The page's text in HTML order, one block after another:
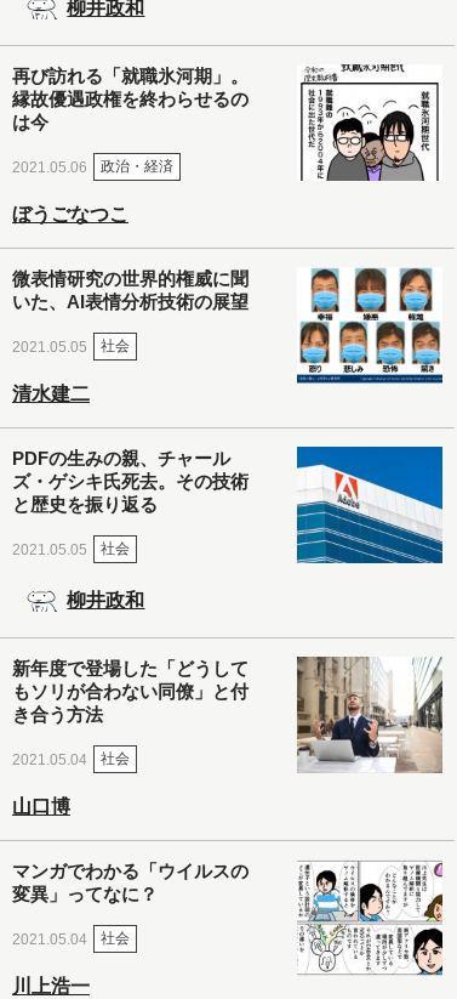
柳井政和
再び訪れる「就職氷河期」。
縁故優遇政権を終わらせるの
は今
2021.05.06 政治・経済
ぼうごなつこ
微表情研究の世界的権威に聞
いた、AI表情分析技術の展望
2021.05.05 社会
清水建二
PDFの生みの親、チャール
ズ・ゲシキ氏死去。その技術
と歴史を振り返る
2021.05.05 社会
柳井政和
新年度で登場した「どうして
もソリが合わない同僚」と付
き合う方法
2021.05.04 社会
山口博
マンガでわかる「ウイルスの
変異」ってなに？
2021.05.04 社会
川上浩一